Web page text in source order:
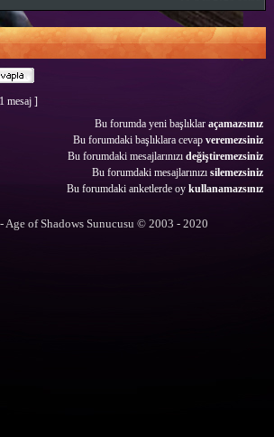
mesaj ]
Bu forumda yeni başlıklar açamazsınız
Bu forumdaki başlıklara cevap veremezsiniz
Bu forumdaki mesajlarınızı değiştiremezsiniz
Bu forumdaki mesajlarınızı silemezsiniz
Bu forumdaki anketlerde oy kullanamazsınız
- Age of Shadows Sunucusu © 2003 - 2020